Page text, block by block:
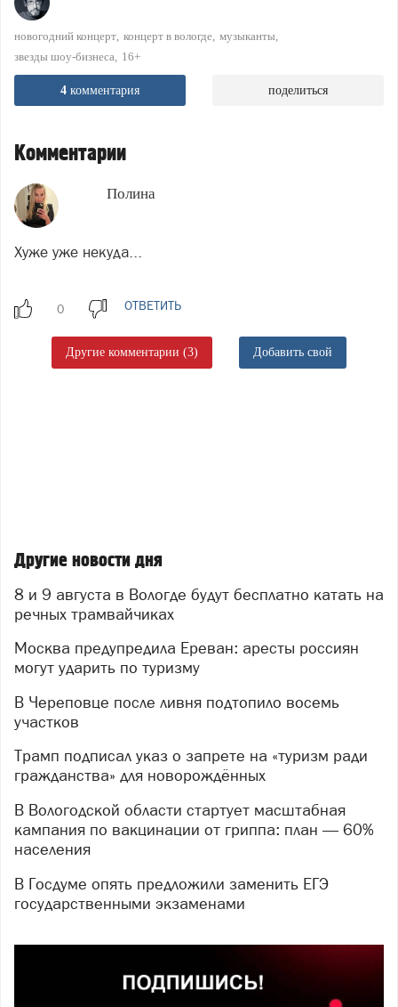
новогодний концерт концерт в вологде музыканты
звезды шоу-бизнеса 16+
4 комментария поделиться
Комментарии
Полина
Хуже уже некуда...
ОТВЕТИТЬ
Другие комментарии (3) Добавить свой
Другие новости дня
8 и 9 августа в Вологде будут бесплатно катать на
речных трамвайчиках
Москва предупредила Ереван: аресты россиян
могут ударить по туризму
В Череповце после ливня подтопило восемь
участков
Трамп подписал указ о запрете на «туризм ради
гражданства» для новорождённых
В Вологодской области стартует масштабная
кампания по вакцинации от гриппа: план — 60%
населения
В Госдуме опять предложили заменить ЕГЭ
государственными экзаменами